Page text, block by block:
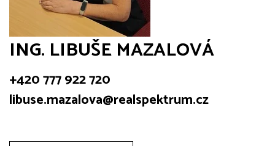
ING. LIBUŠE MAZALOVÁ
+420 777 922 720
libuse.mazalova@realspektrum.cz